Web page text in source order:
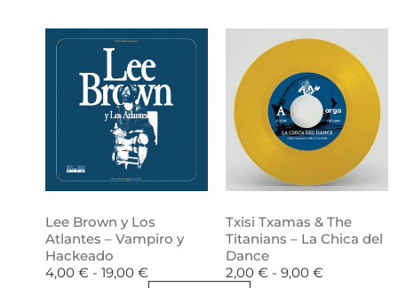
Lee Brown y Los
Atlantes – Vampiro y
Hackeado
4,00 € - 19,00 €
Txisi Txamas & The
Titanians – La Chica del
Dance
2,00 € - 9,00 €